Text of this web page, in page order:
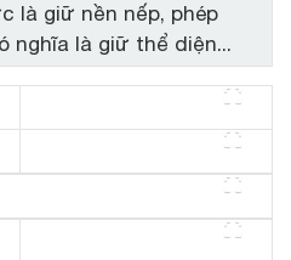
là giữ nền nếp, phép
nghĩa là giữ thể diện...